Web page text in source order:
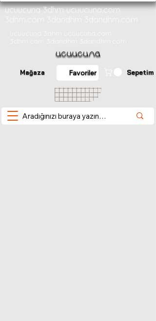
Mağaza Sepetim
Favoriler
ucuucuna 3dhm ucuucuna.com